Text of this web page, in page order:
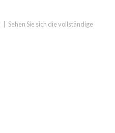
Sehen Sie sich die vollständige